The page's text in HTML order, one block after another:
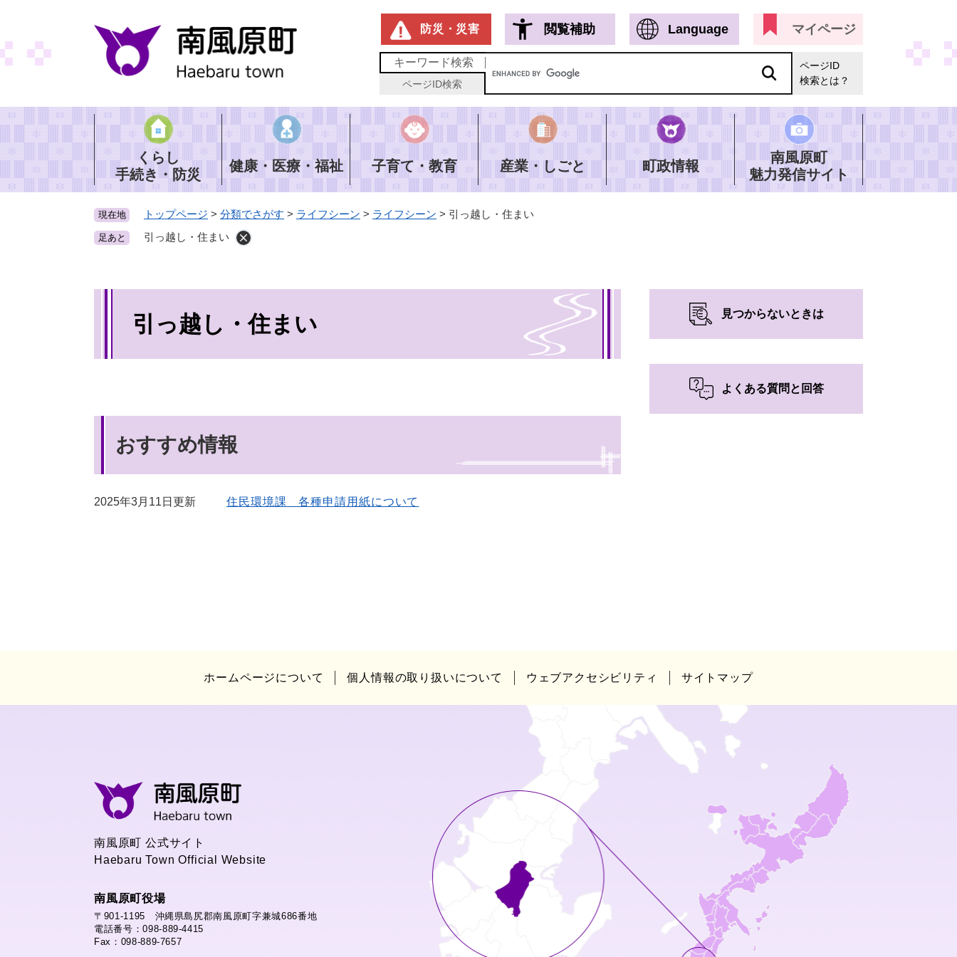
ジ
の
で
す
。
防災・災害 閲覧補助 Language マイページ
キーワード検索
ページID検索
ページID
検索とは？
くらし
手続き・防災
健康・医療・福祉 子育て・教育 産業・しごと 町政情報
南風原町
魅力発信サイト
現在地 トップページ > 分類でさがす > ライフシーン > ライフシーン > 引っ越し・住まい
足あと 引っ越し・住まい
引っ越し・住まい
おすすめ情報
2025年3月11日更新 住民環境課 各種申請用紙について
見つからないときは
よくある質問と回答
ホームページについて 個人情報の取り扱いについて ウェブアクセシビリティ サイトマップ
南風原町 公式サイト
Haebaru Town Official Website
南風原町役場
〒901-1195 沖縄県島尻郡南風原町字兼城686番地
電話番号：098-889-4415
Fax：098-889-7657